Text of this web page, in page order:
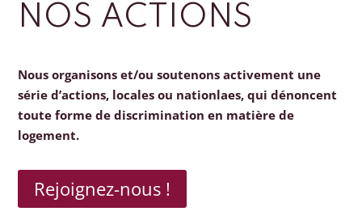
NOS ACTIONS
Nous organisons et/ou soutenons activement une
série d’actions, locales ou nationlaes, qui dénoncent
toute forme de discrimination en matière de
logement.
Rejoignez-nous !